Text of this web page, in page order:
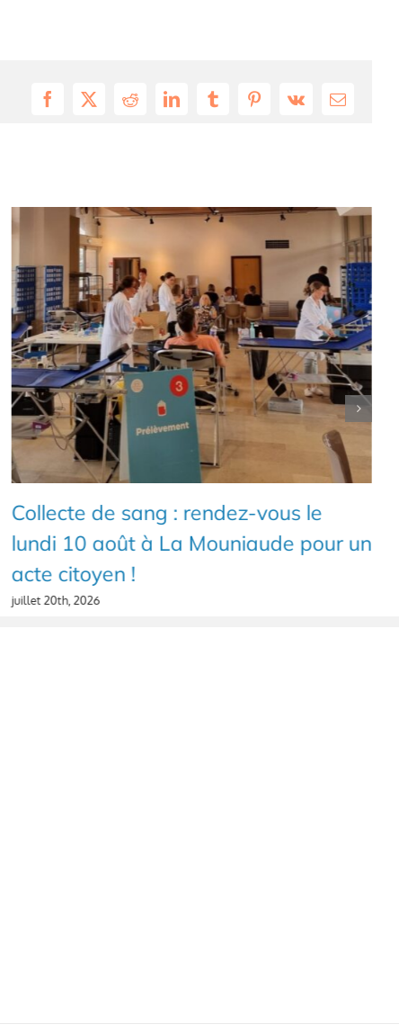
Facebook
X RedditLinkedInTumblrPinterest
Vk Email
Collecte de sang : rendez-vous le
lundi 10 août à La Mouniaude pour un
acte citoyen !
juillet 20th, 2026